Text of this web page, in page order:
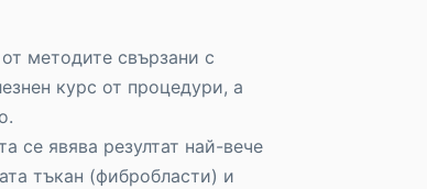
методите свързани с
курс от процедури, а
се явява резултат най-вече
тъкан (фибробласти) и